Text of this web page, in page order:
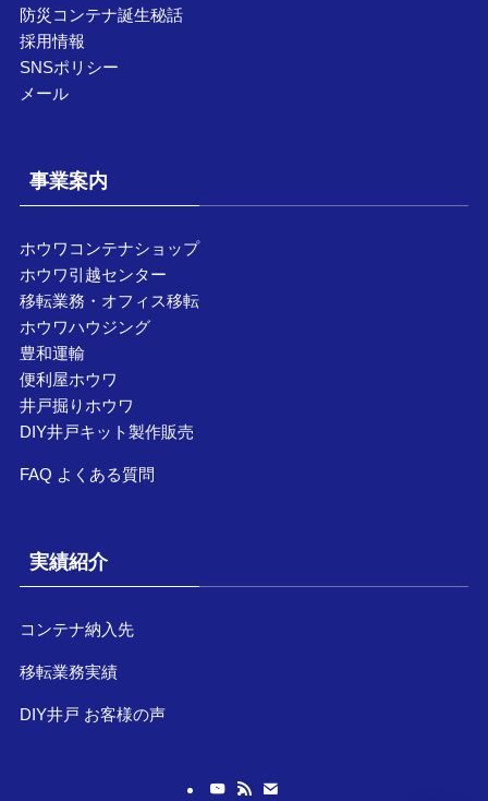
防災コンテナ誕生秘話
採用情報
SNSポリシー
メール
事業案内
ホウワコンテナショップ
ホウワ引越センター
移転業務・オフィス移転
ホウワハウジング
豊和運輸
便利屋ホウワ
井戸掘りホウワ
DIY井戸キット製作販売
FAQ よくある質問
実績紹介
コンテナ納入先
移転業務実績
DIY井戸 お客様の声